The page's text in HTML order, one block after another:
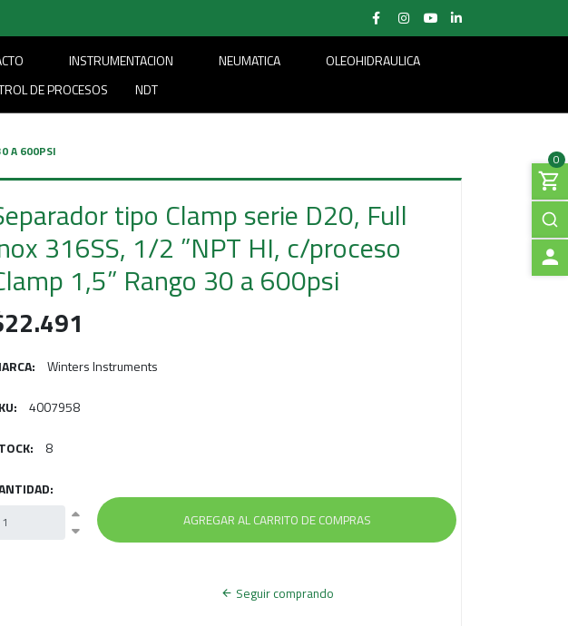
INSTRUMENTACION NEUMATICA
OLEOHIDRAULICA
DE PROCESOS
NDT
0
A 600PSI
tipo Clamp serie D20, Full
316SS, 1/2 ”NPT HI, c/proceso
1,5” Rango 30 a 600psi
Winters Instruments
4007958
8
Seguir comprando